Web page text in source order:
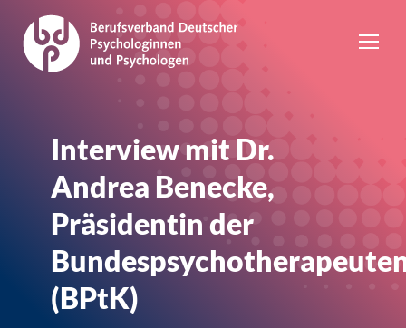
Interview mit Dr.
Andrea Benecke,
Präsidentin der
(BPtK)